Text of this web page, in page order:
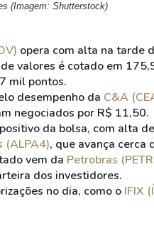
(Imagem: Shutterstock)
opera com alta na tarde
valores é cotado em
mil pontos.
desempenho da C&A
negociados por R$ 11,50.
da bolsa, com alta
(ALPA4), que avança cerca
vem da Petrobras
dos investidores.
no dia, como o IFIX